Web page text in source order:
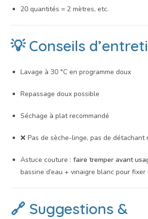
20 quantités = 2 mètres, etc.
💡 Conseils
Lavage à 30 °C en programme doux
Repassage doux possible
Séchage à plat recommandé
❌ Pas de sèche-linge, pas de détachant
Astuce couture :faire tremper avant
bassine d’eau + vinaigre blanc pour
🔗 Suggestions &